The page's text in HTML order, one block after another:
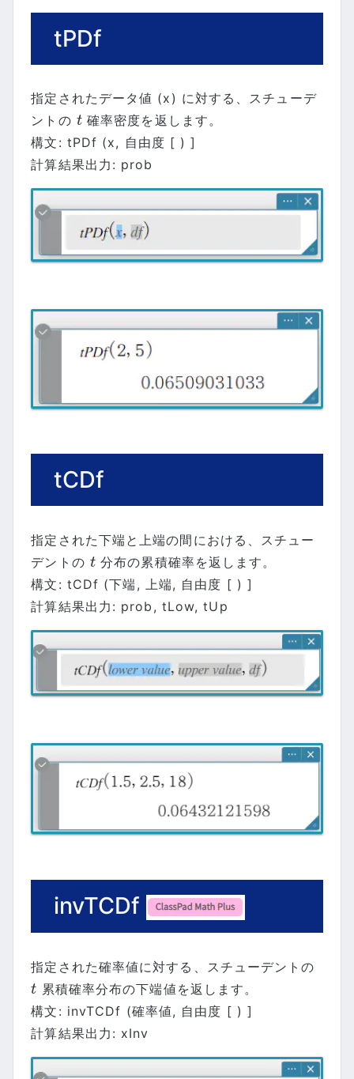
tPDf
指定されたデータ値 (x) に対する、スチューデ
ントの t
t確率密度を返します。
構文: tPDf (x, 自由度 [ ) ]
計算結果出力: prob
tCDf
指定された下端と上端の間における、スチュー
デントの t
t 分布の累積確率を返します。
構文: tCDf (下端, 上端, 自由度 [ ) ]
計算結果出力: prob, tLow, tUp
invTCDf
指定された確率値に対する、スチューデントの
t
t 累積確率分布の下端値を返します。
構文: invTCDf (確率値, 自由度 [ ) ]
計算結果出力: xInv